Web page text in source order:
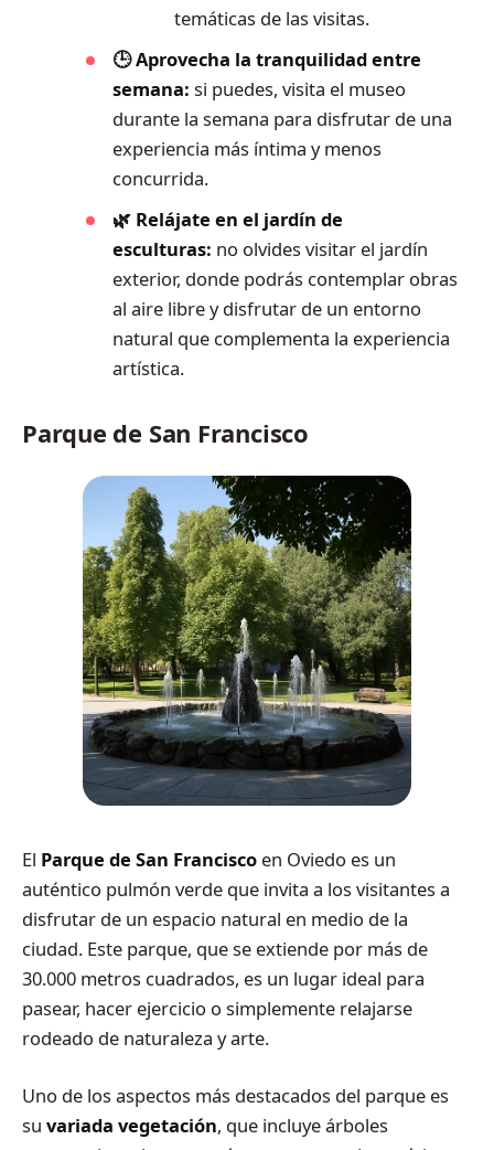
temáticas de las visitas.
🕒 Aprovecha la tranquilidad entre
semana: si puedes, visita el museo
durante la semana para disfrutar de una
experiencia más íntima y menos
concurrida.
🌿 Relájate en el jardín de
esculturas: no olvides visitar el jardín
exterior, donde podrás contemplar obras
al aire libre y disfrutar de un entorno
natural que complementa la experiencia
artística.
Parque de San Francisco
El Parque de San Francisco en Oviedo es un
auténtico pulmón verde que invita a los visitantes a
disfrutar de un espacio natural en medio de la
ciudad. Este parque, que se extiende por más de
30.000 metros cuadrados, es un lugar ideal para
pasear, hacer ejercicio o simplemente relajarse
rodeado de naturaleza y arte.
Uno de los aspectos más destacados del parque es
su variada vegetación, que incluye árboles